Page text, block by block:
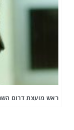
ראש מועצת דרום